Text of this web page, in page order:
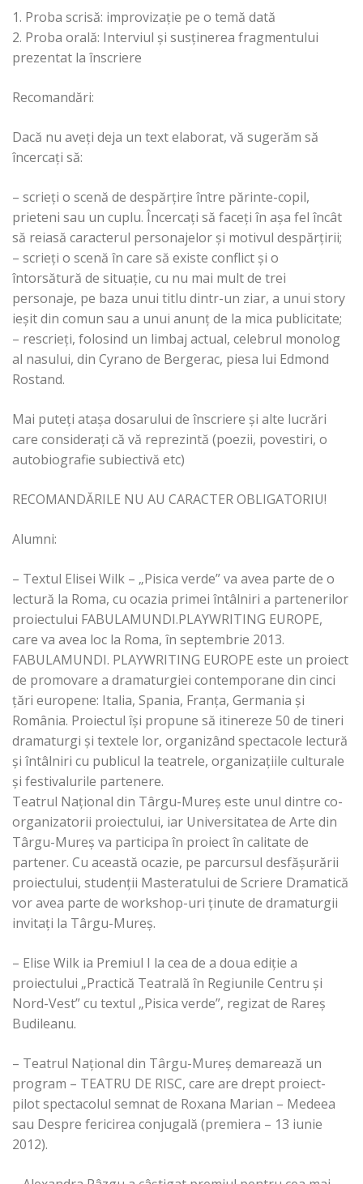
1. Proba scrisă: improvizație pe o temă dată
2. Proba orală: Interviul și susținerea fragmentului
prezentat la înscriere
Recomandări:
Dacă nu aveți deja un text elaborat, vă sugerăm să
încercați să:
– scrieți o scenă de despărțire între părinte-copil,
prieteni sau un cuplu. Încercați să faceți în așa fel încât
să reiasă caracterul personajelor și motivul despărțirii;
– scrieți o scenă în care să existe conflict și o
întorsătură de situație, cu nu mai mult de trei
personaje, pe baza unui titlu dintr-un ziar, a unui story
ieșit din comun sau a unui anunț de la mica publicitate;
– rescrieți, folosind un limbaj actual, celebrul monolog
al nasului, din Cyrano de Bergerac, piesa lui Edmond
Rostand.
Mai puteți atașa dosarului de înscriere și alte lucrări
care considerați că vă reprezintă (poezii, povestiri, o
autobiografie subiectivă etc)
RECOMANDĂRILE NU AU CARACTER OBLIGATORIU!
Alumni:
– Textul Elisei Wilk – „Pisica verde” va avea parte de o
lectură la Roma, cu ocazia primei întâlniri a partenerilor
proiectului FABULAMUNDI.PLAYWRITING EUROPE,
care va avea loc la Roma, în septembrie 2013.
FABULAMUNDI. PLAYWRITING EUROPE este un proiect
de promovare a dramaturgiei contemporane din cinci
țări europene: Italia, Spania, Franța, Germania și
România. Proiectul își propune să itinereze 50 de tineri
dramaturgi și textele lor, organizând spectacole lectură
și întâlniri cu publicul la teatrele, organizațiile culturale
și festivalurile partenere.
Teatrul Național din Târgu-Mureș este unul dintre co-
organizatorii proiectului, iar Universitatea de Arte din
Târgu-Mureș va participa în proiect în calitate de
partener. Cu această ocazie, pe parcursul desfășurării
proiectului, studenții Masteratului de Scriere Dramatică
vor avea parte de workshop-uri ținute de dramaturgii
invitați la Târgu-Mureș.
– Elise Wilk ia Premiul I la cea de a doua ediție a
proiectului „Practică Teatrală în Regiunile Centru şi
Nord-Vest” cu textul „Pisica verde”, regizat de Rareș
Budileanu.
– Teatrul Național din Târgu-Mureș demarează un
program – TEATRU DE RISC, care are drept proiect-
pilot spectacolul semnat de Roxana Marian – Medeea
sau Despre fericirea conjugală (premiera – 13 iunie
2012).